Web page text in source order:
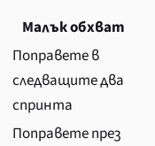
Малък обхват
Поправете в
следващите два
спринта
Поправете през